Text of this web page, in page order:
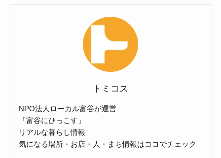
トミコス
NPO法人ローカル富谷が運営
「富谷にひっこす」
リアルな暮らし情報
気になる場所・お店・人・まち情報はココでチェック